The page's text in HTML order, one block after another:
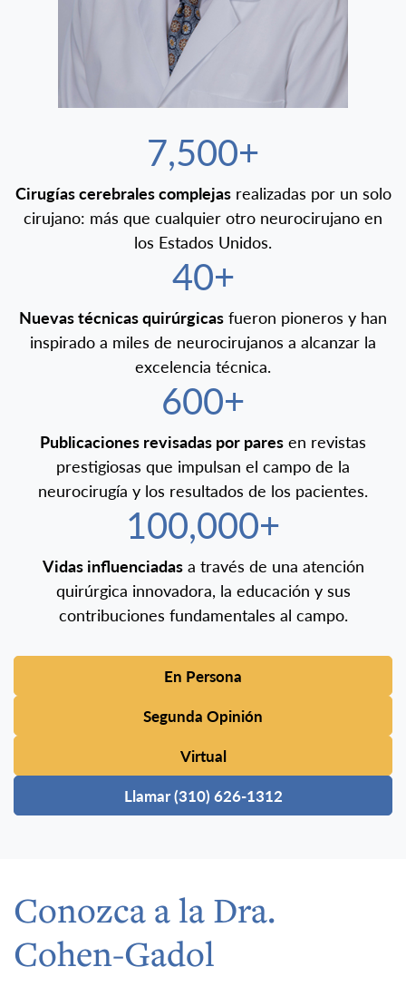
7,500+
Cirugías cerebrales complejasrealizadas por un solo
cirujano: más que cualquier otro neurocirujano en
los Estados Unidos.
40+
Nuevas técnicas quirúrgicas fueron pioneros y han
inspirado a miles de neurocirujanos a alcanzar la
excelencia técnica.
600+
Publicaciones revisadas por pares en revistas
prestigiosas que impulsan el campo de la
neurocirugía y los resultados de los pacientes.
100,000+
Vidas influenciadasa través de una atención
quirúrgica innovadora, la educación y sus
contribuciones fundamentales al campo.
En Persona
Segunda Opinión
Virtual
Llamar (310) 626-1312
Conozca a la Dra.
Cohen-Gadol